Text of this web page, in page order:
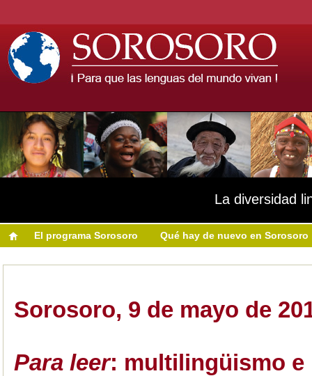
La diversidad
El programa Sorosoro Qué hay de nuevo en Sorosoro
Sorosoro, 9 de mayo de
Para leer: multilingüismo e